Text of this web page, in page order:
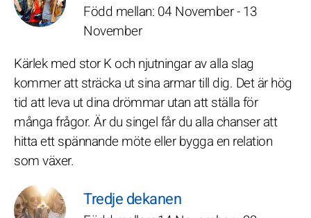
Född mellan: 04 November - 13
November
Kärlek med stor K och njutningar av alla slag
kommer att sträcka ut sina armar till dig. Det är hög
tid att leva ut dina drömmar utan att ställa för
många frågor. Är du singel får du alla chanser att
hitta ett spännande möte eller bygga en relation
som växer.
Tredje dekanen